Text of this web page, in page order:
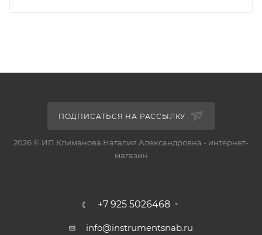
ПОДПИСАТЬСЯ НА РАССЫЛКУ
2026 © ИП Климанова Наталия Александровна - интернет-
магазин
+7 925 5026468
info@instrumentsnab.ru